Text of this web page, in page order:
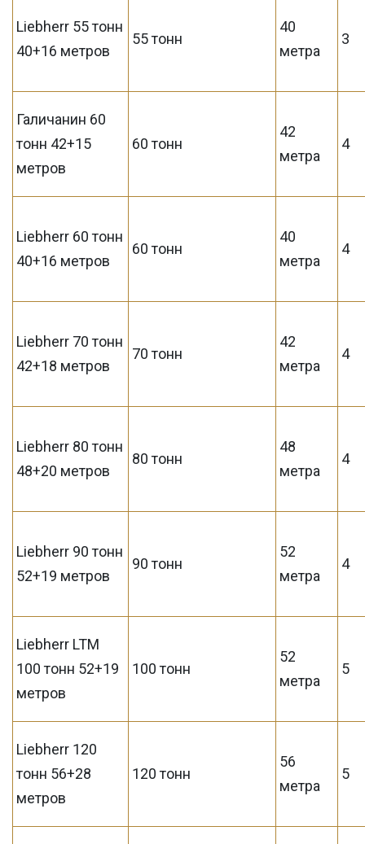
Liebherr 55 тонн
40+16 метров
55 тонн
40
метра
3
Галичанин 60
тонн 42+15
метров
60 тонн
42
метра
4
Liebherr 60 тонн
40+16 метров
60 тонн
40
метра
4
Liebherr 70 тонн
42+18 метров
70 тонн
42
метра
4
Liebherr 80 тонн
48+20 метров
80 тонн
48
метра
4
Liebherr 90 тонн
52+19 метров
90 тонн
52
метра
4
Liebherr LTM
100 тонн 52+19
метров
100 тонн
52
метра
5
Liebherr 120
тонн 56+28
метров
120 тонн
56
метра
5